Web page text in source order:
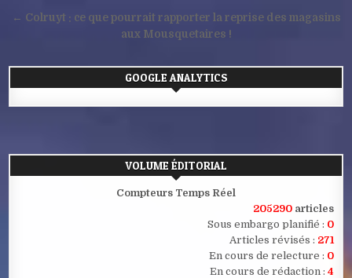
l’article
← Colruyt : ce que pourrait rapporter la reprise des magasins
aux Mousquetaires !
GOOGLE ANALYTICS
VOLUME ÉDITORIAL
Compteurs Temps Réel
205290 articles
Sous embargo planifié : 0
Articles révisés : 271
En cours de relecture : 0
En cours de rédaction : 4